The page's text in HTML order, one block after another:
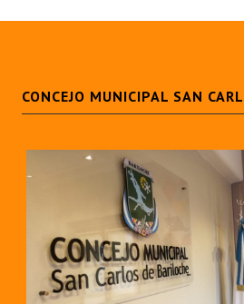
Datos Históricos
Audiencias Públicas - Registro
Mujeres que Dejaron Huellas - Registro
Periodistas Decanos - Registro
Ciudadano Ilustre - Registro
CONCEJO MUNICIPAL SAN